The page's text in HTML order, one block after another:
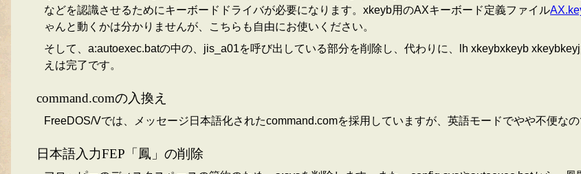
などを認識させるためにキーボードドライバが必要になります。xkeyb用のAXキーボード定義ファイル
ゃんと動くかは分かりませんが、こちらも自由にお使いください。
そして、a:autoexec.batの中の、jis_a01を呼び出している部分を削除し、代わりに、lh xkeybxkeyb
えは完了です。
command.comの入換え
FreeDOS/Vでは、メッセージ日本語化されたcommand.comを採用していますが、英語モードでやや不便な
日本語入力FEP「鳳」の削除